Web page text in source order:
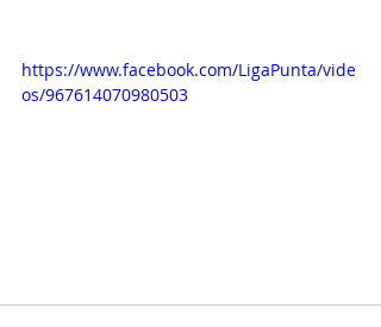
https://www.facebook.com/LigaPunta/vide
os/967614070980503